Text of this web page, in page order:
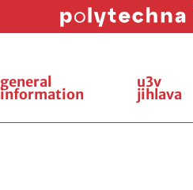
general
information
u3v
jihlava